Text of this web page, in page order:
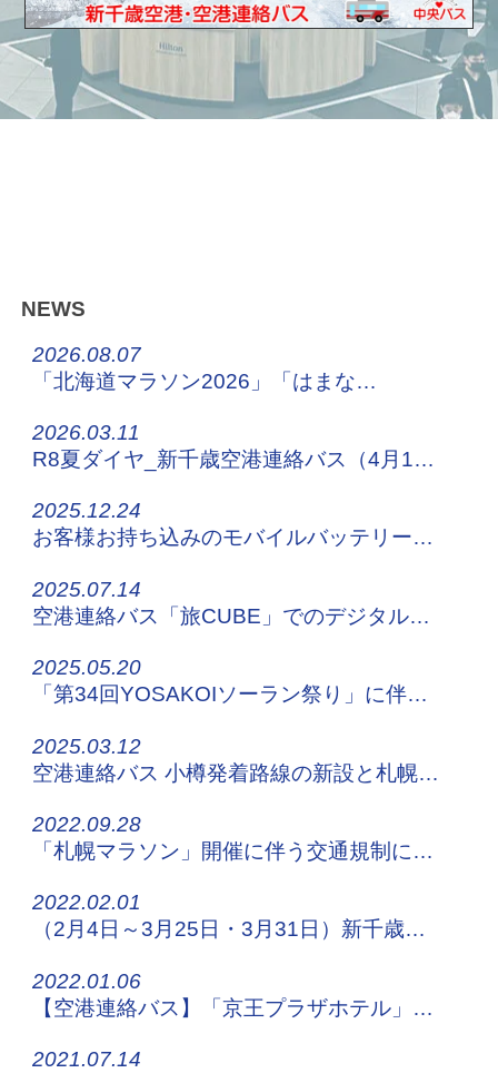
NEWS
2026.08.07
「北海道マラソン2026」「はまなす車いすマラソン2026」交通規制に伴う運行について
2026.03.11
R8夏ダイヤ_新千歳空港連絡バス（4月1日～）
2025.12.24
お客様お持ち込みのモバイルバッテリーについてのお願い
2025.07.14
空港連絡バス「旅CUBE」でのデジタルチケット販売について
2025.05.20
「第34回YOSAKOIソーラン祭り」に伴う停留所休止・迂回運行について
2025.03.12
空港連絡バス 小樽発着路線の新設と札幌都心発着路線の増便について
2022.09.28
「札幌マラソン」開催に伴う交通規制について
2022.02.01
（2月4日～3月25日・3月31日）新千歳空港連絡バスの運行状況について
2022.01.06
【空港連絡バス】「京王プラザホテル」停留所移設のお知らせ
2021.07.14